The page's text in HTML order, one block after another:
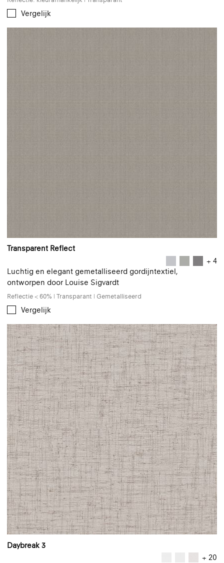
Vergelijk
Transparent Reflect
+ 4
Luchtig en elegant gemetalliseerd gordijntextiel,
ontworpen door Louise Sigvardt
Reflectie < 60% | Transparant | Gemetalliseerd
Vergelijk
Daybreak 3
+ 20